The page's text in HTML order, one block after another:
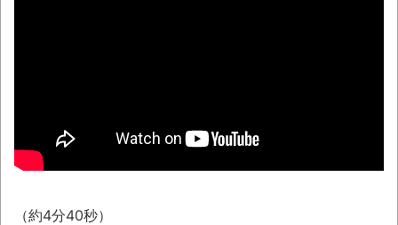
08/08NEWS!! 高市首相の熊本視察「PR動
画」批判相次ぐとか 【甲子園】有明、被災
（約4分40秒）